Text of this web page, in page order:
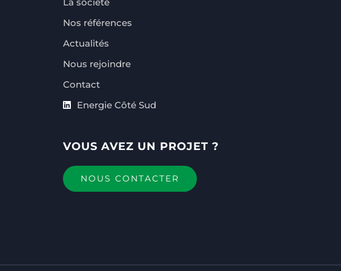
Nos références
Actualités
Nous rejoindre
Contact
Energie Côté Sud
VOUS AVEZ UN PROJET ?
NOUS CONTACTER